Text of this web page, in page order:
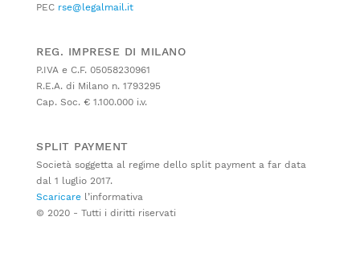
PEC rse@legalmail.it
REG. IMPRESE DI MILANO
P.IVA e C.F. 05058230961
R.E.A. di Milano n. 1793295
Cap. Soc. € 1.100.000 i.v.
SPLIT PAYMENT
Società soggetta al regime dello split payment a far data
dal 1 luglio 2017.
Scaricare l’informativa
© 2020 - Tutti i diritti riservati